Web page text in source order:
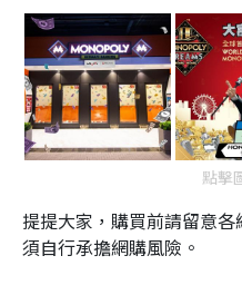
點擊
提提大家，購買前請留意
須自行承擔網購風險。